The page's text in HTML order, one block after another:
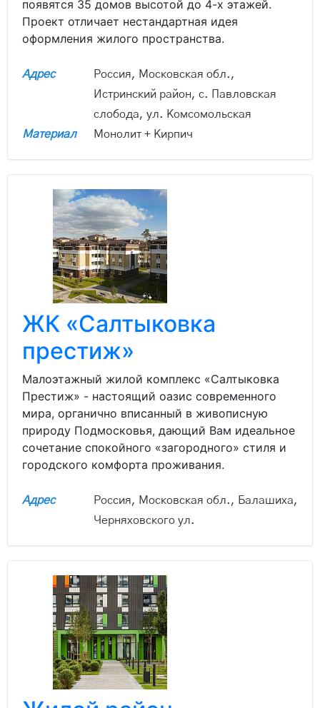
появятся 35 домов высотой до 4-х этажей.
Проект отличает нестандартная идея
оформления жилого пространства.
Адрес
Россия, Московская обл.,
Истринский район, с. Павловская
слобода, ул. Комсомольская
Материал
Монолит + Кирпич
ЖК «Салтыковка
престиж»
Малоэтажный жилой комплекс «Салтыковка
Престиж» - настоящий оазис современного
мира, органично вписанный в живописную
природу Подмосковья, дающий Вам идеальное
сочетание спокойного «загородного» стиля и
городского комфорта проживания.
Адрес
Россия, Московская обл., Балашиха,
Черняховского ул.